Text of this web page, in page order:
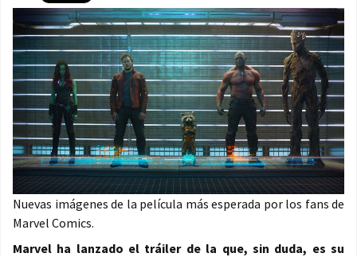
Nuevas imágenes de la película más esperada por los fans de
Marvel Comics.
Marvel ha lanzado el tráiler de la que, sin duda, es su